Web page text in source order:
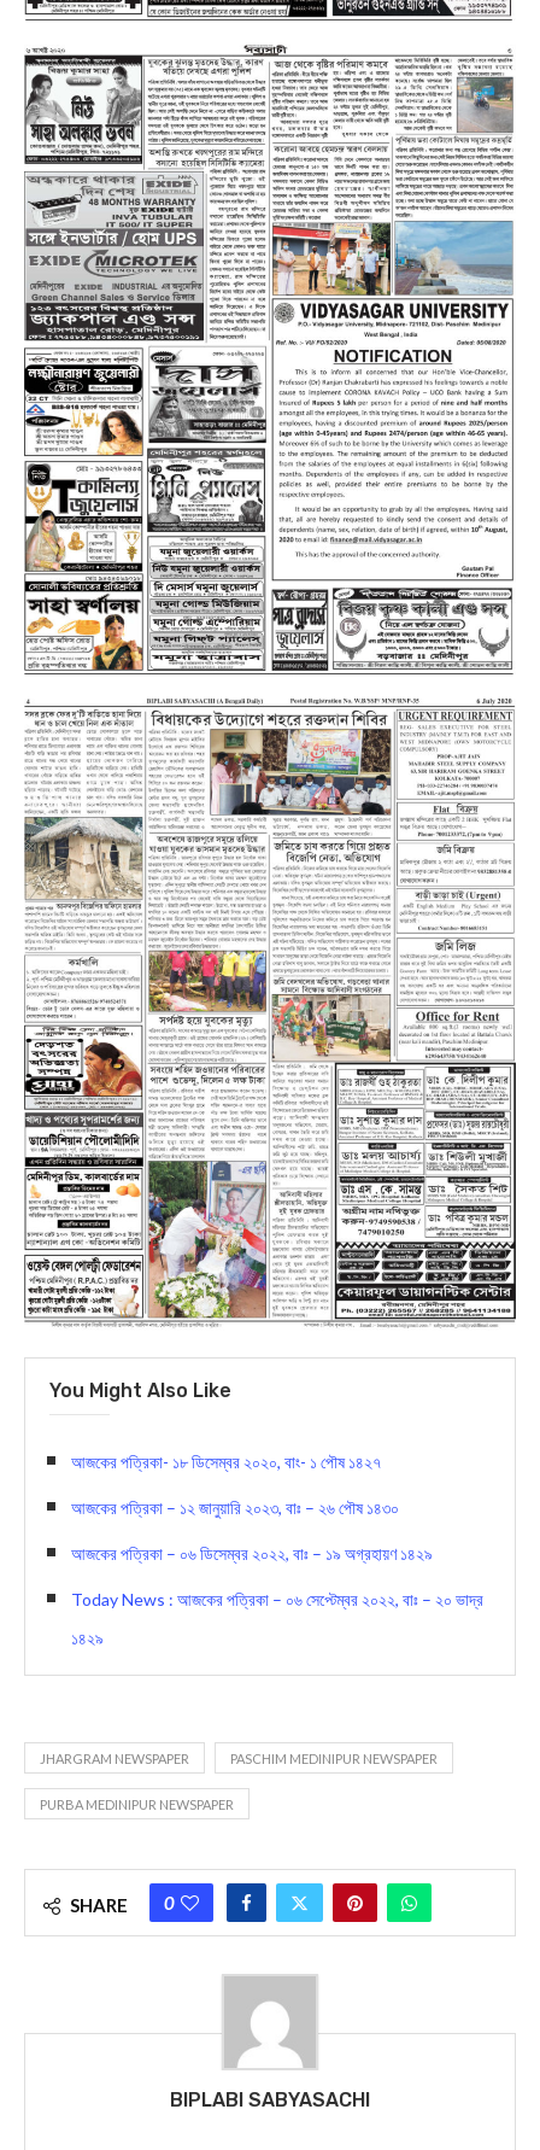
You Might Also Like
আজকের পত্রিকা- ১৮ ডিসেম্বর ২০২০, বাং- ১ পৌষ ১৪২৭
আজকের পত্রিকা – ১২ জানুয়ারি ২০২৩, বাঃ – ২৬ পৌষ ১৪৩০
আজকের পত্রিকা – ০৬ ডিসেম্বর ২০২২, বাঃ – ১৯ অগ্রহায়ণ ১৪২৯
Today News : আজকের পত্রিকা – ০৬ সেপ্টেম্বর ২০২২, বাঃ – ২০ ভাদ্র
১৪২৯
JHARGRAM NEWSPAPER PASCHIM MEDINIPUR NEWSPAPER
PURBA MEDINIPUR NEWSPAPER
SHARE 0
BIPLABI SABYASACHI